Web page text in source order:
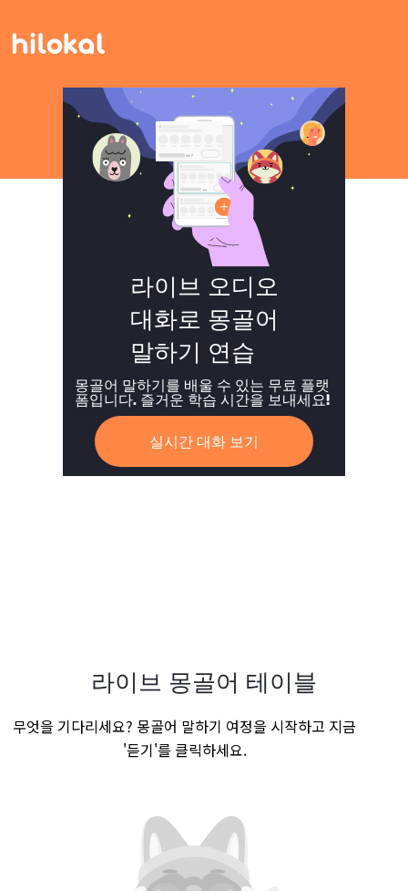
라이브 오디오
대화로 몽골어
말하기 연습
몽골어 말하기를 배울 수 있는 무료 플랫
폼입니다. 즐거운 학습 시간을 보내세요!
실시간 대화 보기
라이브 몽골어 테이블
무엇을 기다리세요? 몽골어 말하기 여정을 시작하고 지금
'듣기'를 클릭하세요.